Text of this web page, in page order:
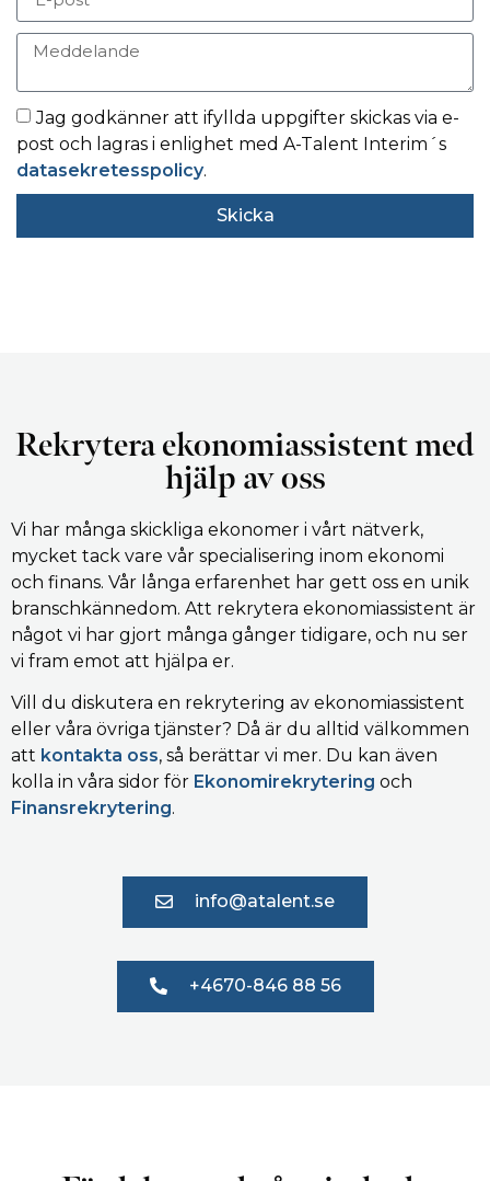
Jag godkänner att ifyllda uppgifter skickas via e-
post och lagras i enlighet med A-Talent Interim´s
datasekretesspolicy.
Skicka
Rekrytera ekonomiassistent med
hjälp av oss
Vi har många skickliga ekonomer i vårt nätverk,
mycket tack vare vår specialisering inom ekonomi
och finans. Vår långa erfarenhet har gett oss en unik
branschkännedom. Att rekrytera ekonomiassistent är
något vi har gjort många gånger tidigare, och nu ser
vi fram emot att hjälpa er.
Vill du diskutera en rekrytering av ekonomiassistent
eller våra övriga tjänster? Då är du alltid välkommen
att kontakta oss, så berättar vi mer. Du kan även
kolla in våra sidor för Ekonomirekrytering och
Finansrekrytering.
info@atalent.se
+4670-846 88 56